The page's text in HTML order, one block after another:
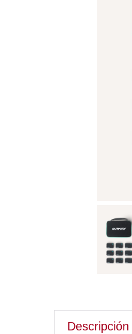
Descripción